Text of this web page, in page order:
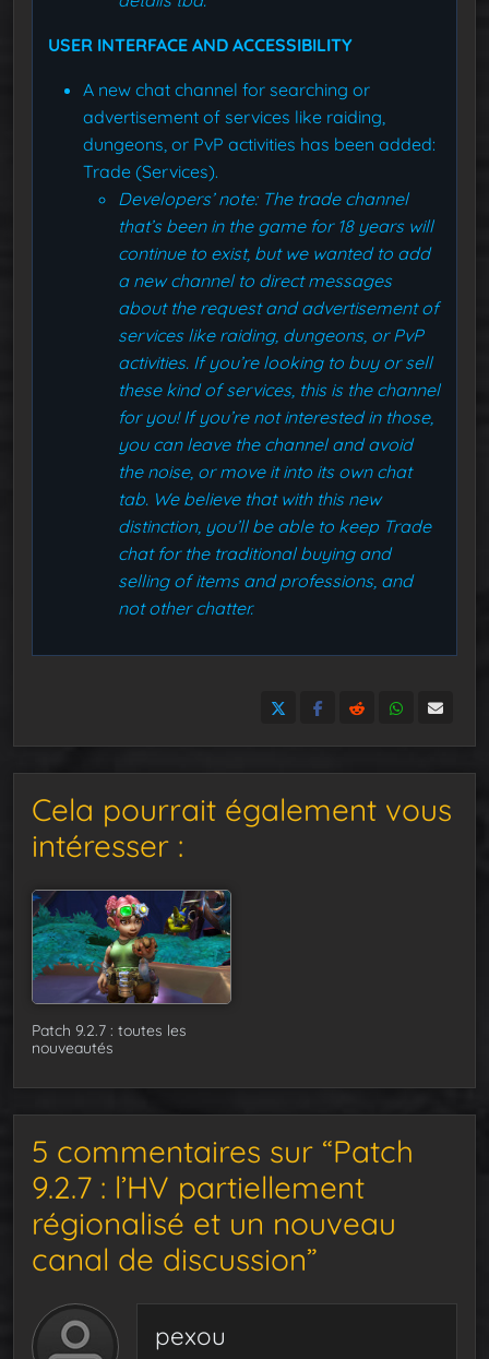
USER INTERFACE AND ACCESSIBILITY
A new chat channel for searching or
advertisement of services like raiding,
dungeons, or PvP activities has been added:
Trade (Services).
Developers’ note: The trade channel
that’s been in the game for 18 years will
continue to exist, but we wanted to add
a new channel to direct messages
about the request and advertisement of
services like raiding, dungeons, or PvP
activities. If you’re looking to buy or sell
these kind of services, this is the channel
for you! If you’re not interested in those,
you can leave the channel and avoid
the noise, or move it into its own chat
tab. We believe that with this new
distinction, you’ll be able to keep Trade
chat for the traditional buying and
selling of items and professions, and
not other chatter.
Cela pourrait également vous
intéresser :
Patch 9.2.7 : toutes les
nouveautés
5 commentaires sur “Patch
9.2.7 : l’HV partiellement
régionalisé et un nouveau
canal de discussion”
pexou